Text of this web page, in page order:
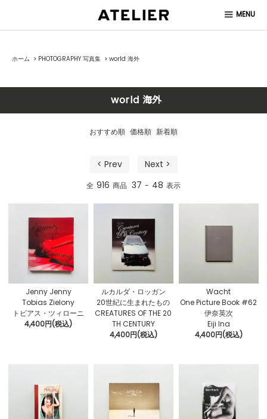
MENU
ホーム > PHOTOGRAPHY 写真集 > world 海外
world 海外
おすすめ順 価格順 新着順
< Prev Next >
全 916 商品 37 - 48 表示
Jenny Jenny
Tobias Zielony
トビアス・ツィローニ
4,400円(税込)
ルカルダ・ロッガン
20世紀に生まれたもの
CREATURES OF THE 20
TH CENTURY
4,400円(税込)
Wacht
One Picture Book #62
伊奈英次
Eiji Ina
4,400円(税込)